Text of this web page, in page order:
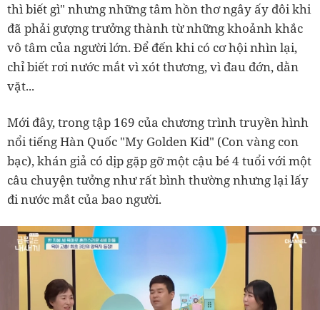
thì biết gì" nhưng những tâm hồn thơ ngây ấy đôi khi
đã phải gượng trưởng thành từ những khoảnh khắc
vô tâm của người lớn. Để đến khi có cơ hội nhìn lại,
chỉ biết rơi nước mắt vì xót thương, vì đau đớn, dằn
vặt...
Mới đây, trong tập 169 của chương trình truyền hình
nổi tiếng Hàn Quốc "My Golden Kid" (Con vàng con
bạc), khán giả có dịp gặp gỡ một cậu bé 4 tuổi với một
câu chuyện tưởng như rất bình thường nhưng lại lấy
đi nước mắt của bao người.